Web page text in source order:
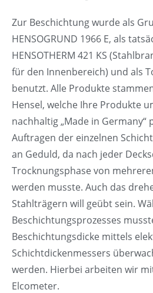
Zur Beschichtung wurde als
HENSOGRUND 1966 E, als
HENSOTHERM 421 KS
für den Innenbereich) und als
benutzt. Alle Produkte
Hensel, welche Ihre Produkte
nachhaltig „Made in Germany“
Auftragen der einzelnen
an Geduld, da nach jeder
Trocknungsphase von
werden musste. Auch das
Stahlträgern will geübt sein.
Beschichtungsprozesses
Beschichtungsdicke mittels
Schichtdickenmessers
werden. Hierbei arbeiten wir
Elcometer.